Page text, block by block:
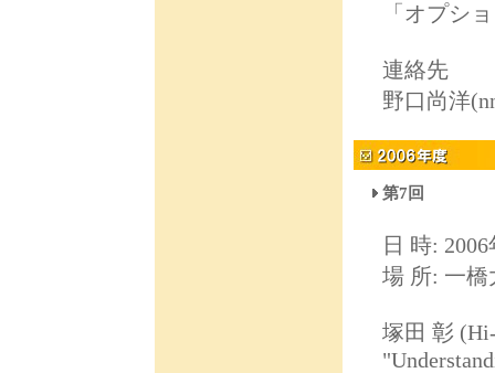
「オプシ
連絡先
野口尚洋
第7回
日 時:
場 所: 一橋
塚田 彰